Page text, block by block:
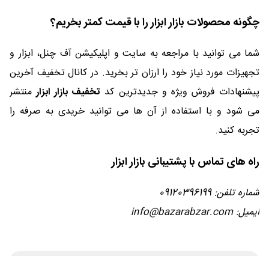
چگونه محصولات بازار ابزار را با قیمت کمتر بخریم؟
شما می توانید با مراجعه به سایت و اپلیکیشن آف چنل، ابزار و
تجهیزات مورد نیاز خود را ارزان تر بخرید. در کانال تخفیف آخرین
پیشنهادات فروش ویژه و جدیدترین کد تخفیف بازار ابزارمنتشر
می شود و با استفاده از آن ها می توانید خریدی به صرفه را
تجربه کنید.
راه های تماس با پشتیبانی بازار ابزار
شماره تلفن: 09120396199
ایمیل: info@bazarabzar.com